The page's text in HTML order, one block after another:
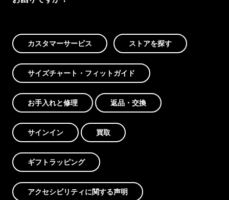
カスタマーサービス ストアを探す
サイズチャート・フィットガイド
お手入れと修理 返品・交換
サインイン 買取
ギフトラッピング
アクセシビリティに関する声明